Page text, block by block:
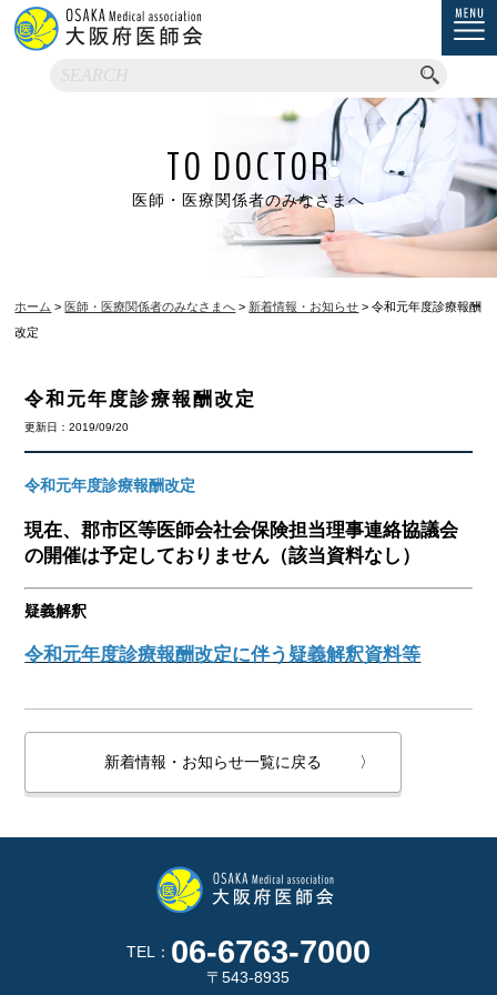
TO DOCTOR
医師・医療関係者のみなさまへ
ホーム >医師・医療関係者のみなさまへ > 新着情報・お知らせ > 令和元年度診療報酬
改定
令和元年度診療報酬改定
更新日：2019/09/20
令和元年度診療報酬改定
現在、郡市区等医師会社会保険担当理事連絡協議会
の開催は予定しておりません（該当資料なし）
疑義解釈
令和元年度診療報酬改定に伴う疑義解釈資料等
新着情報・お知らせ一覧に戻る 〉
TEL： 06-6763-7000
〒543-8935